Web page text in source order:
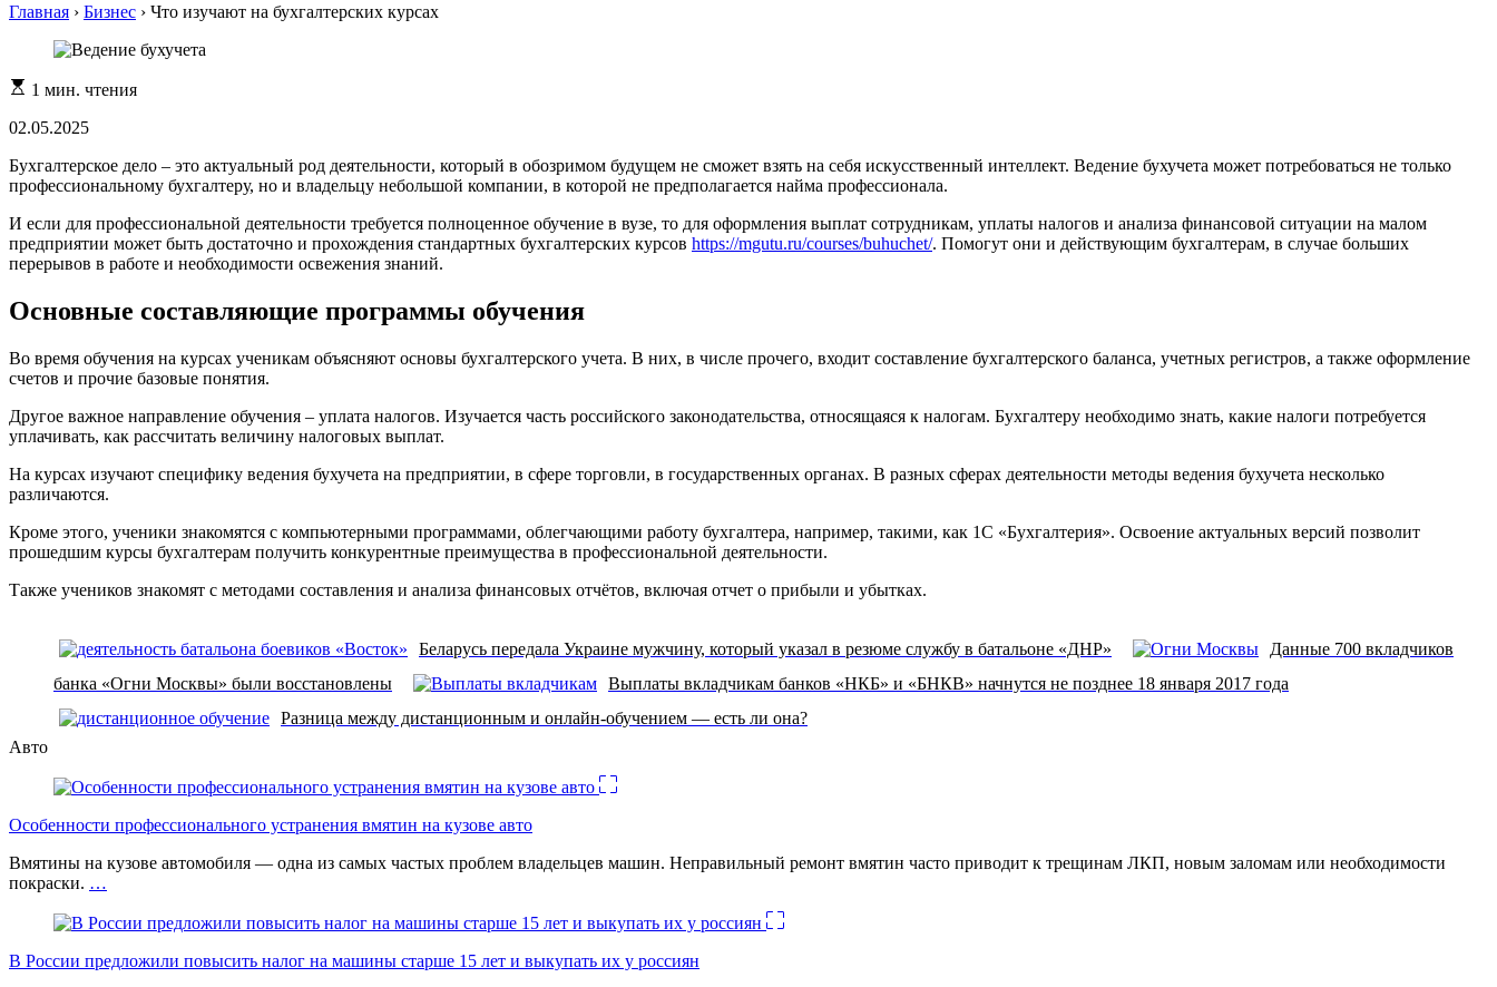
Главная › Бизнес › Что изучают на бухгалтерских курсах
Расчетное
чтения
1 мин. чтения
02.05.2025
Бухгалтерское дело – это актуальный род деятельности, который в обозримом будущем не сможет взять на себя искусственный интеллект. Ведение бухучета может потребоваться не только
профессиональному бухгалтеру, но и владельцу небольшой компании, в которой не предполагается найма профессионала.
И если для профессиональной деятельности требуется полноценное обучение в вузе, то для оформления выплат сотрудникам, уплаты налогов и анализа финансовой ситуации на малом
предприятии может быть достаточно и прохождения стандартных бухгалтерских курсов https://mgutu.ru/courses/buhuchet/. Помогут они и действующим бухгалтерам, в случае больших
перерывов в работе и необходимости освежения знаний.
Основные составляющие программы обучения
Во время обучения на курсах ученикам объясняют основы бухгалтерского учета. В них, в числе прочего, входит составление бухгалтерского баланса, учетных регистров, а также оформление
счетов и прочие базовые понятия.
Другое важное направление обучения – уплата налогов. Изучается часть российского законодательства, относящаяся к налогам. Бухгалтеру необходимо знать, какие налоги потребуется
уплачивать, как рассчитать величину налоговых выплат.
На курсах изучают специфику ведения бухучета на предприятии, в сфере торговли, в государственных органах. В разных сферах деятельности методы ведения бухучета несколько
различаются.
Кроме этого, ученики знакомятся с компьютерными программами, облегчающими работу бухгалтера, например, такими, как 1С «Бухгалтерия». Освоение актуальных версий позволит
прошедшим курсы бухгалтерам получить конкурентные преимущества в профессиональной деятельности.
Также учеников знакомят с методами составления и анализа финансовых отчётов, включая отчет о прибыли и убытках.
Беларусь передала Украине мужчину, который указал в резюме службу в батальоне «ДНР»
Данные 700 вкладчиков
банка «Огни Москвы» были восстановлены
Выплаты вкладчикам банков «НКБ» и «БНКВ» начнутся не позднее 18 января 2017 года
Разница между дистанционным и онлайн-обучением — есть ли она?
Авто
Особенности профессионального устранения вмятин на кузове авто
Вмятины на кузове автомобиля — одна из самых частых проблем владельцев машин. Неправильный ремонт вмятин часто приводит к трещинам ЛКП, новым заломам или необходимости
покраски. …
В России предложили повысить налог на машины старше 15 лет и выкупать их у россиян